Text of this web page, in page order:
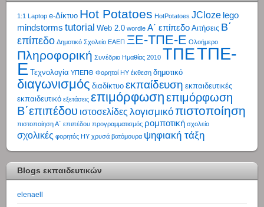
1:1 Laptop e-Δίκτυο Hot Potatoes HotPotatoes JCloze lego
mindstorms tutorial Web 2.0 wordle Α΄ επίπεδο Αιτήσεις Β΄
επίπεδο Δημοτικό Σχολείο ΕΑΕΠ ΞΕ-ΤΠΕ-Ε Ολοήμερο
Πληροφορική Συνέδριο Ημαθίας 2010 ΤΠΕΤΠΕ-
Ε Τεχνολογία ΥΠΕΠΘ Φορητοί ΗΥ έκθεση δημοτικό
διαγωνισμός διαδίκτυο εκπαίδευση εκπαιδευτικές
εκπαιδευτικό εξετάσεις επιμόρφωσηεπιμόρφωση
Β΄επιπέδου ιστοσελίδες λογισμικόπιστοποίηση
πιστοποίηση Α΄ επιπέδου προγραμματισμός ρομποτική σχολείο
σχολικές φορητός ΗΥ χρυσά βατόμουρα ψηφιακή τάξη
Blogs εκπαιδευτικών
elenaell